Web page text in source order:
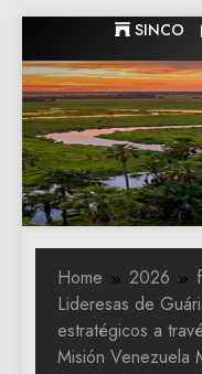
to
content
SINCO
Home 2026
Lideresas de
estratégicos a
Misión Venezuela